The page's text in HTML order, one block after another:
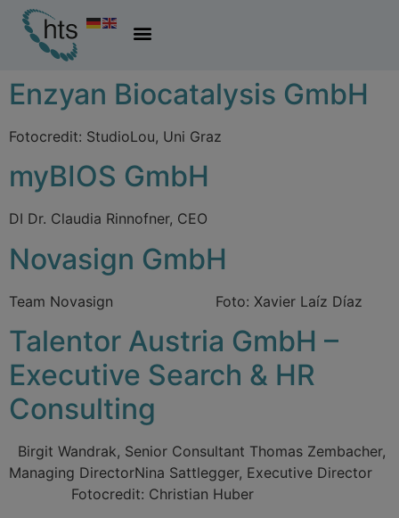
Enzyan Biocatalysis GmbH
Fotocredit: StudioLou, Uni Graz
myBIOS GmbH
DI Dr. Claudia Rinnofner, CEO
Novasign GmbH
Team Novasign Foto: Xavier Laíz Díaz
Talentor Austria GmbH –
Executive Search & HR
Consulting
Birgit Wandrak, Senior Consultant Thomas Zembacher,
Managing DirectorNina Sattlegger, Executive Director
Fotocredit: Christian Huber